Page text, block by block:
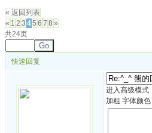
« 返回列表
« 1 2 3 45 6 7 8 »
共24页
Go
快速回复
进入高级模式
加粗 字体颜色